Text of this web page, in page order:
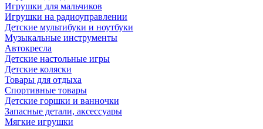
Игрушки для мальчиков
Игрушки на радиоуправлении
Детские мультибуки и ноутбуки
Музыкальные инструменты
Автокресла
Детские настольные игры
Детские коляски
Товары для отдыха
Спортивные товары
Детские горшки и ванночки
Запасные детали, аксессуары
Мягкие игрушки